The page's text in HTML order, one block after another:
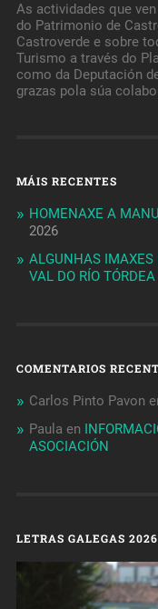
As actividades que
do Patrimonio de
Castroverde e sobre
Turismo a través do
como da Deputación
grazas pola súa
MÁIS RECENTES
HOMENAXE A
2026
ALGUNHAS IMAXES
VAL DO RÍO TÓRDEA
COMENTARIOS
Carlos Pinto Pavon
Paula en
ASOCIACIÓN
LETRAS GALEGAS